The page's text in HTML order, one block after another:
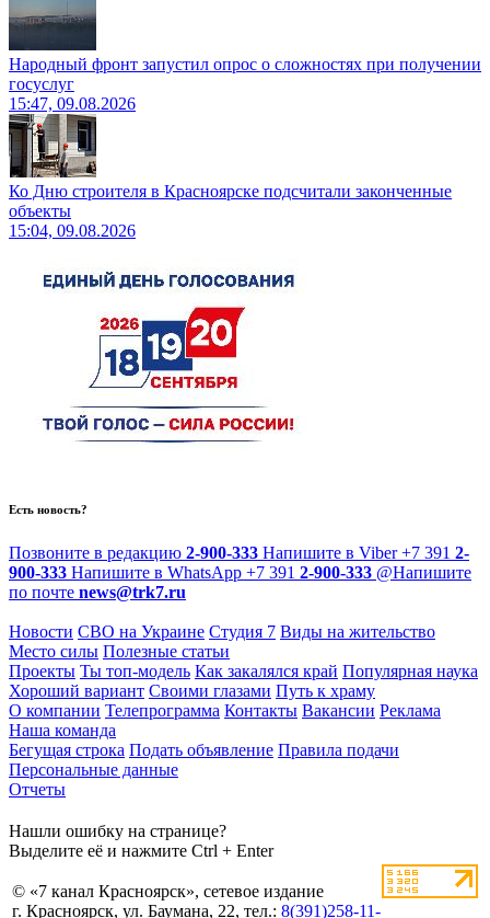
Народный фронт запустил опрос о сложностях при получении
госуслуг
15:47, 09.08.2026
Ко Дню строителя в Красноярске подсчитали законченные
объекты
15:04, 09.08.2026
Есть новость?
Позвоните в редакцию 2-900-333 Напишите в Viber +7 391 2-
900-333 Напишите в WhatsApp +7 391 2-900-333 @Напишите
по почте news@trk7.ru
Новости СВО на Украине Студия 7 Виды на жительство
Место силы Полезные статьи
Проекты Ты топ-модель Как закалялся край Популярная наука
Хороший вариант Своими глазами Путь к храму
О компании Телепрограмма Контакты Вакансии Реклама
Наша команда
Бегущая строка Подать объявление Правила подачи
Персональные данные
Отчеты
Нашли ошибку на странице?
Выделите её и нажмите Ctrl + Enter
© «7 канал Красноярск», сетевое издание
г. Красноярск, ул. Баумана, 22, тел.: 8(391)258-11-